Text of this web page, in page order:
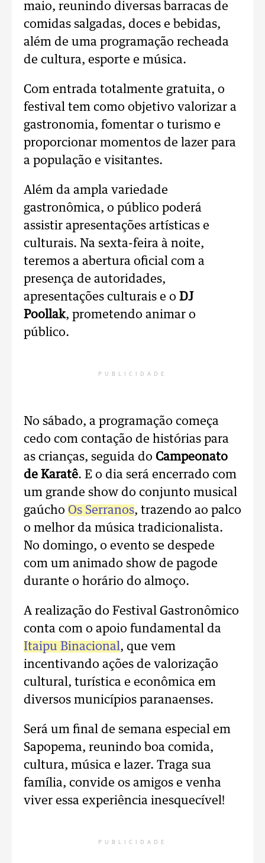
maio, reunindo diversas barracas de
comidas salgadas, doces e bebidas,
além de uma programação recheada
de cultura, esporte e música.
Com entrada totalmente gratuita, o
festival tem como objetivo valorizar a
gastronomia, fomentar o turismo e
proporcionar momentos de lazer para
a população e visitantes.
Além da ampla variedade
gastronômica, o público poderá
assistir apresentações artísticas e
culturais. Na sexta-feira à noite,
teremos a abertura oficial com a
presença de autoridades,
apresentações culturais e o DJ
Poollak, prometendo animar o
público.
PUBLICIDADE
No sábado, a programação começa
cedo com contação de histórias para
as crianças, seguida do Campeonato
de Karatê. E o dia será encerrado com
um grande show do conjunto musical
gaúcho Os Serranos, trazendo ao palco
o melhor da música tradicionalista.
No domingo, o evento se despede
com um animado show de pagode
durante o horário do almoço.
A realização do Festival Gastronômico
conta com o apoio fundamental da
Itaipu Binacional, que vem
incentivando ações de valorização
cultural, turística e econômica em
diversos municípios paranaenses.
Será um final de semana especial em
Sapopema, reunindo boa comida,
cultura, música e lazer. Traga sua
família, convide os amigos e venha
viver essa experiência inesquecível!
PUBLICIDADE